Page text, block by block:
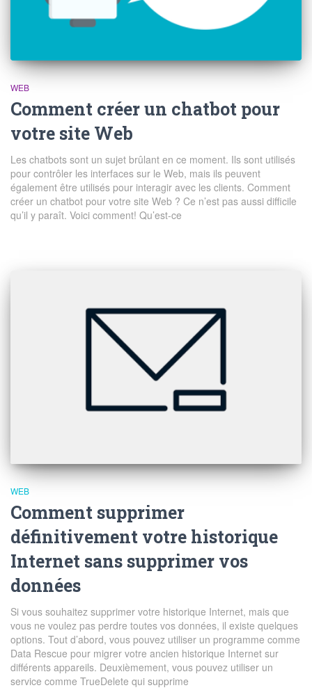
WEB
Comment créer un chatbot pour
votre site Web
Les chatbots sont un sujet brûlant en ce moment. Ils sont utilisés
pour contrôler les interfaces sur le Web, mais ils peuvent
également être utilisés pour interagir avec les clients. Comment
créer un chatbot pour votre site Web ? Ce n’est pas aussi difficile
qu’il y paraît. Voici comment! Qu’est-ce
WEB
Comment supprimer
définitivement votre historique
Internet sans supprimer vos
données
Si vous souhaitez supprimer votre historique Internet, mais que
vous ne voulez pas perdre toutes vos données, il existe quelques
options. Tout d’abord, vous pouvez utiliser un programme comme
Data Rescue pour migrer votre ancien historique Internet sur
différents appareils. Deuxièmement, vous pouvez utiliser un
service comme TrueDelete qui supprime